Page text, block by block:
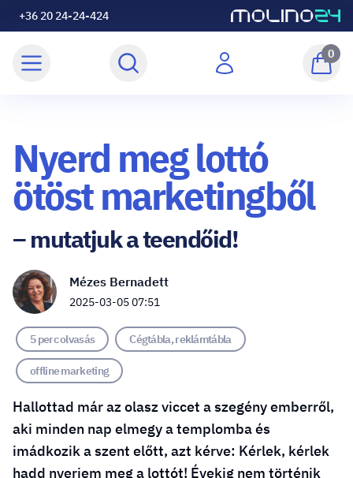
+36 20 24-24-424
0
Nyerd meg lottó
ötöst marketingből
– mutatjuk a teendőid!
Mézes Bernadett
2025-03-05 07:51
5 perc olvasás Cégtábla, reklámtábla
offline marketing
Hallottad már az olasz viccet a szegény emberről,
aki minden nap elmegy a templomba és
imádkozik a szent előtt, azt kérve: Kérlek, kérlek
hadd nyerjem meg a lottót! Évekig nem történik